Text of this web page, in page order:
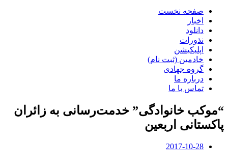
صفحه نخست
اخبار
دانلود
نذورات
اپلیکیشن
خادمین (ثبت نام)
گروه جهادی
درباره ما
تماس با ما
“موکب خانوادگی” خدمت‌رسانی به زائران
پاکستانی اربعین
2017-10-28